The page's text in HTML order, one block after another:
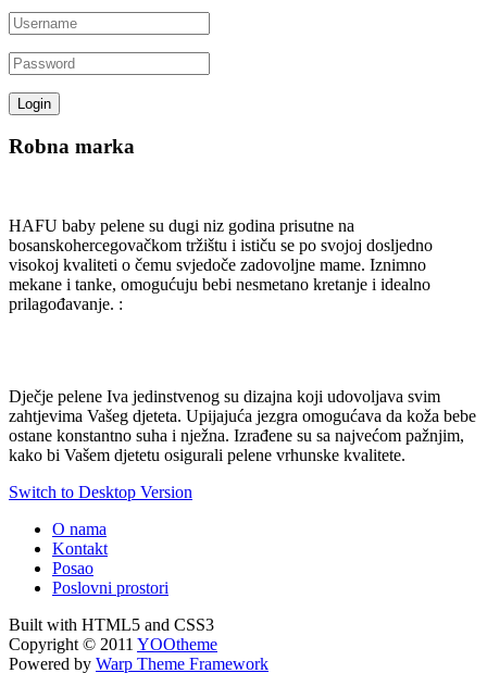
Robna marka
HAFU baby pelene su dugi niz godina prisutne na
bosanskohercegovačkom tržištu i ističu se po svojoj dosljedno
visokoj kvaliteti o čemu svjedoče zadovoljne mame. Iznimno
mekane i tanke, omogućuju bebi nesmetano kretanje i idealno
prilagođavanje. :
Dječje pelene Iva jedinstvenog su dizajna koji udovoljava svim
zahtjevima Vašeg djeteta. Upijajuća jezgra omogućava da koža bebe
ostane konstantno suha i nježna. Izrađene su sa najvećom pažnjim,
kako bi Vašem djetetu osigurali pelene vrhunske kvalitete.
Switch to Desktop Version
O nama
Kontakt
Posao
Poslovni prostori
Built with HTML5 and CSS3
Copyright © 2011 YOOtheme
Powered by Warp Theme Framework